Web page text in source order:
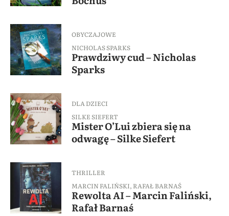
OBYCZAJOWE
NICHOLAS SPARKS
Prawdziwy cud – Nicholas
Sparks
DLA DZIECI
SILKE SIEFERT
Mister O’Lui zbiera się na
odwagę – Silke Siefert
THRILLER
MARCIN FALIŃSKI, RAFAŁ BARNAŚ
Rewolta AI – Marcin Faliński,
Rafał Barnaś